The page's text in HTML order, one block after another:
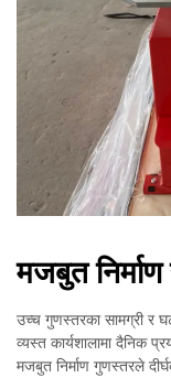
मजबुत निर्माण
उच्च गुणस्तरका सामग्री र
व्यस्त कार्यशालामा दैनिक
मजबुत निर्माण गुणस्तरले